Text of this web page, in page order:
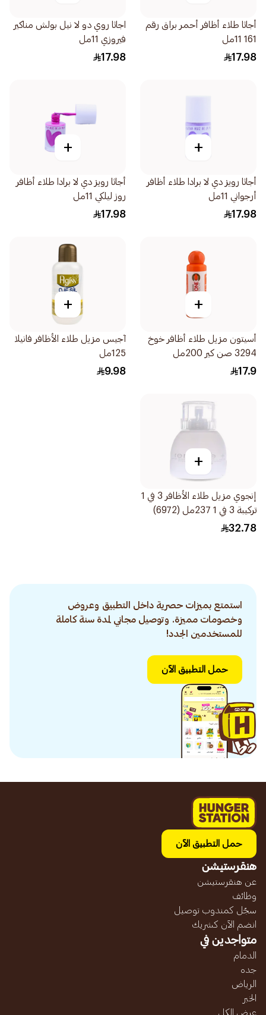
أجاثا طلاء أظافر أحمر براق رقم
161 11مل
17.98
اجاثا روي دو لا نيل بولش مناكير
فيروزي 11مل
17.98
+
أجاثا رويز دي لا برادا طلاء أظافر
أرجواني 11مل
17.98
+
أجاثا رويز دي لا برادا طلاء أظافر
روز ليلكي 11مل
17.98
+
أسيتون مزيل طلاء أظافر خوخ
3294 صن كير 200مل
17.9
+
آجيس مزيل طلاء الأظافر فانيلا
125مل
9.98
+
إنجوي مزيل طلاء الأظافر 3 في 1
تركيبة 3 في 1 237مل (6972)
32.78
استمتع بميزات حصرية داخل التطبيق وعروض
وخصومات مميزة. وتوصيل مجاني لمدة سنة كاملة
للمستخدمين الجدد!
حمل التطبيق الآن
حمل التطبيق الآن
هنقرستيشن
عن هنقرستيشن
وظائف
سجّل كمندوب توصيل
انضم الآن كشريك
متواجدين في
الدمام
جده
الرياض
الخبر
عرض الكل...